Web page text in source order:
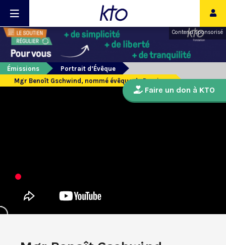
Contenu sponsorisé
Émissions
Portrait d’Évêque
Mgr Benoît Gschwind, nommé évêque de Pamiers
Faire un don à KTO